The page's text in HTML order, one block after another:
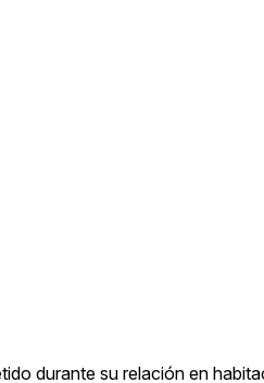
durante su relación en